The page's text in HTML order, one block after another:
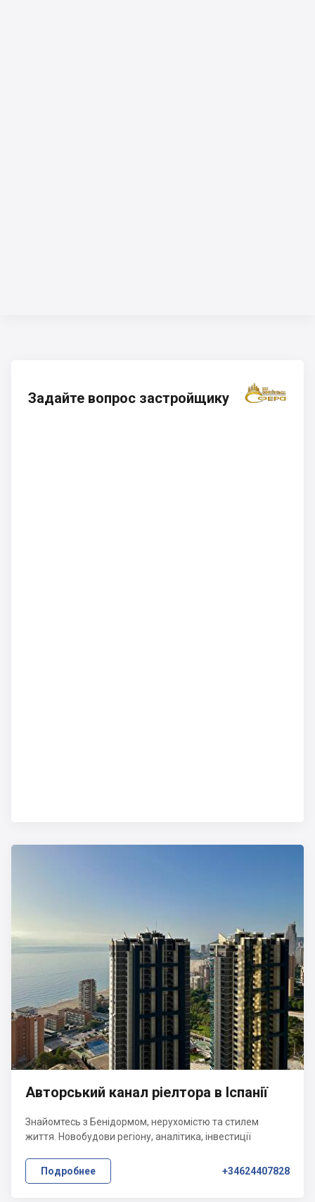
Задайте вопрос застройщику
Авторський канал ріелтора в Іспанії
Знайомтесь з Бенідормом, нерухомістю та стилем
життя. Новобудови регіону, аналітика, інвестиції
Подробнее +34624407828